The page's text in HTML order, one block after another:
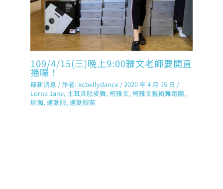
109/4/15(三)晚上9:00雅文老師要開直
播囉！
最新消息 / 作者: kcbellydance /2020 年 4 月 15 日 /
Lorna Jane, 土耳其肚皮舞,柯雅文,柯雅文藝術舞蹈團,
瑜珈,運動服,運動服裝